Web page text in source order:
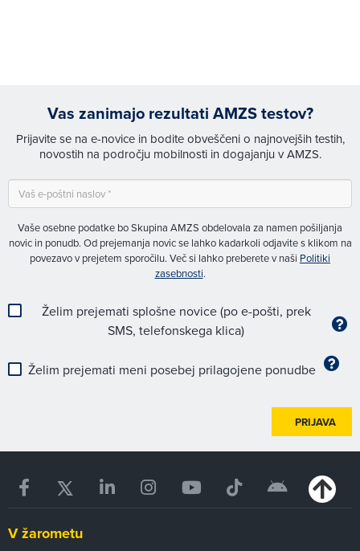
Vas zanimajo rezultati AMZS testov?
Prijavite se na e-novice in bodite obveščeni o najnovejših testih,
novostih na področju mobilnosti in dogajanju v AMZS.
Vaše osebne podatke bo Skupina AMZS obdelovala za namen pošiljanja
novic in ponudb. Od prejemanja novic se lahko kadarkoli odjavite s klikom na
povezavo v prejetem sporočilu. Več si lahko preberete v naši Politiki
zasebnosti.
Želim prejemati splošne novice (po e-pošti, prek
SMS, telefonskega klica)
Želim prejemati meni posebej prilagojene ponudbe
PRIJAVA
V žarometu